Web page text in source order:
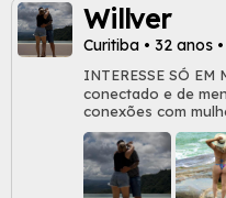
Willver
Curitiba • 32 anos
INTERESSE SÓ EM MULHERES ✨
conectado e de
conexões com
Ele é carismático e
Juntos, temos
experiências com
prazer e boas conversas. Se você é